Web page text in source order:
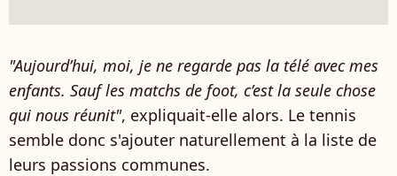
"Aujourd’hui, moi, je ne regarde pas la télé avec mes
enfants. Sauf les matchs de foot, c’est la seule chose
qui nous réunit", expliquait-elle alors. Le tennis
semble donc s'ajouter naturellement à la liste de
leurs passions communes.